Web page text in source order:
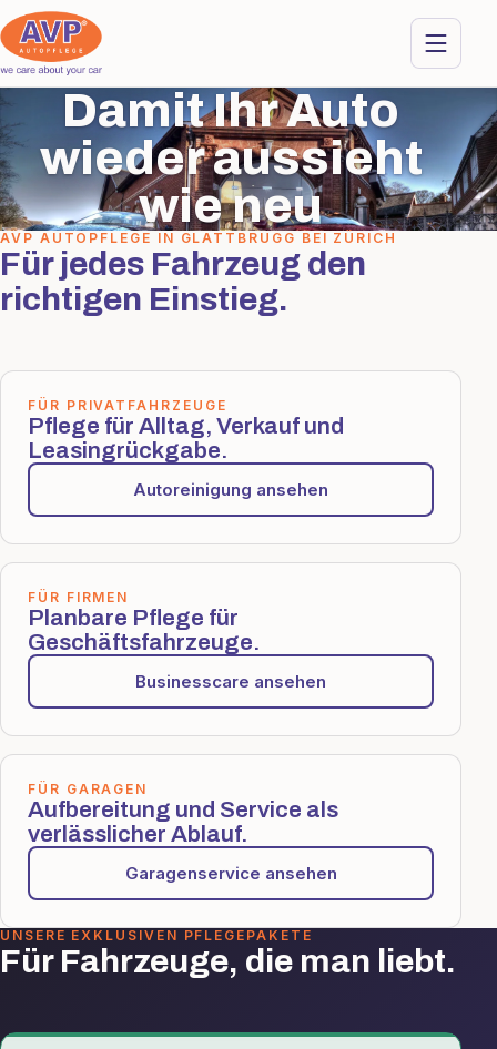
Damit Ihr Auto
wieder aussieht
wie neu
AVP AUTOPFLEGE IN GLATTBRUGG BEI ZÜRICH
Für jedes Fahrzeug den
richtigen Einstieg.
FÜR PRIVATFAHRZEUGE
Pflege für Alltag, Verkauf und
Leasingrückgabe.
Autoreinigung ansehen
FÜR FIRMEN
Planbare Pflege für
Geschäftsfahrzeuge.
Businesscare ansehen
FÜR GARAGEN
Aufbereitung und Service als
verlässlicher Ablauf.
Garagenservice ansehen
UNSERE EXKLUSIVEN PFLEGEPAKETE
Für Fahrzeuge, die man liebt.